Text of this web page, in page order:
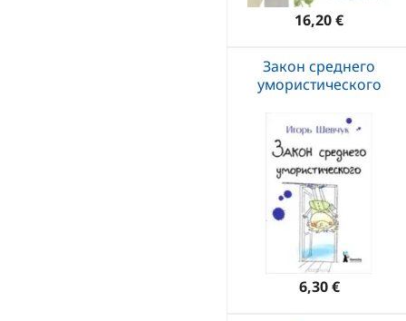
16,20 €
Закон среднего
умористического
6,30 €